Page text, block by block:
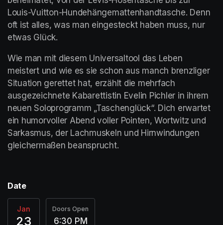
Louis-Vuitton-Hundehängemattenhandtasche. Denn
oft ist alles, was man eingesteckt haben muss, nur
etwas Glück.
Wie man mit diesem Universaltool das Leben
meistert und wie es sie schon aus manch brenzliger
Situation gerettet hat, erzählt die mehrfach
ausgezeichnete Kabarettistin Evelin Pichler in ihrem
neuen Soloprogramm „Taschenglück“. Dich erwartet
ein humorvoller Abend voller Pointen, Wortwitz und
Sarkasmus, der Lachmuskeln und Hirnwindungen
gleichermaßen beansprucht.
Date
Jan
23
Doors Open
6:30 PM